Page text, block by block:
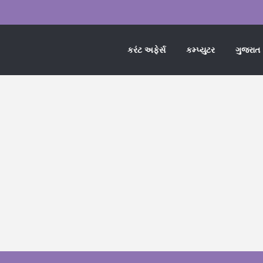
કરંટ અફેર્સ કમ્પ્યુટર ગુજરાત